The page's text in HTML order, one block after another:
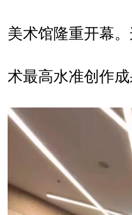
美术馆隆重开幕
术最高水准创作